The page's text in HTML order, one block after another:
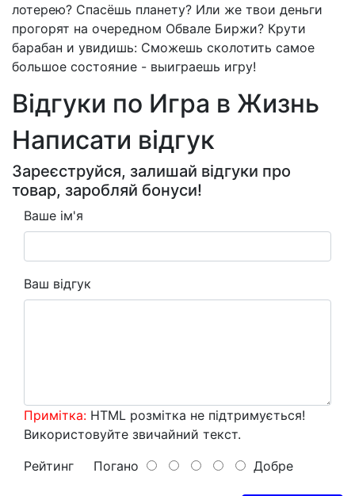
лотерею? Спасёшь планету? Или же твои деньги
прогорят на очередном Обвале Биржи? Крути
барабан и увидишь: Сможешь сколотить самое
большое состояние - выиграешь игру!
Відгуки по Игра в Жизнь
Написати відгук
Зареєструйся, залишай відгуки про
товар, заробляй бонуси!
Ваше ім'я
Ваш відгук
Примітка: HTML розмітка не підтримується!
Використовуйте звичайний текст.
Рейтинг Погано Добре